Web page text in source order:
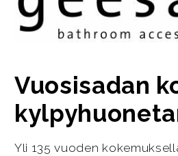
Vuosisadan
Yli 135 vuoden